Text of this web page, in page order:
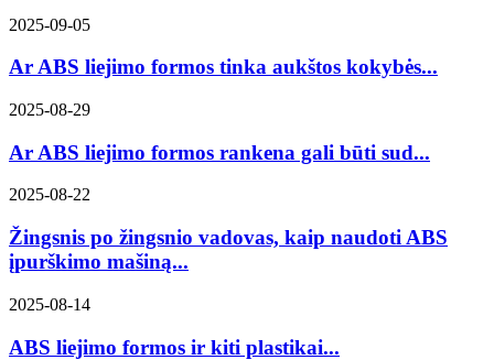
2025-09-05
Ar ABS liejimo formos tinka aukštos kokybės...
2025-08-29
Ar ABS liejimo formos rankena gali būti sud...
2025-08-22
Žingsnis po žingsnio vadovas, kaip naudoti ABS
įpurškimo mašiną...
2025-08-14
ABS liejimo formos ir kiti plastikai...